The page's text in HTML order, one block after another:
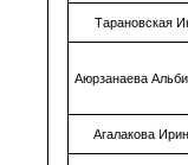
Тарановская
Аюрзанаева
Агалакова